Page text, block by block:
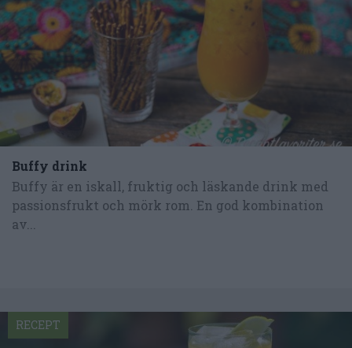
Buffy drink
Buffy är en iskall, fruktig och läskande drink med
passionsfrukt och mörk rom. En god kombination
av...
RECEPT